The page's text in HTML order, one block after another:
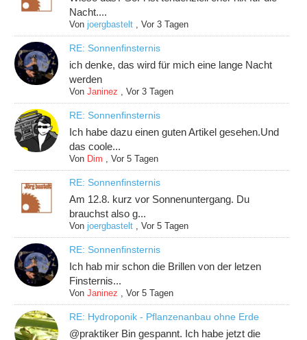
Nacht....
Vonjoergbastelt ,Vor 3 Tagen
RE: Sonnenfinsternis
ich denke, das wird für mich eine lange Nacht
werden
VonJaninez ,Vor 3 Tagen
RE: Sonnenfinsternis
Ich habe dazu einen guten Artikel gesehen.Und
das coole...
Von Dim ,Vor 5 Tagen
RE: Sonnenfinsternis
Am 12.8. kurz vor Sonnenuntergang. Du
brauchst also g...
Vonjoergbastelt ,Vor 5 Tagen
RE: Sonnenfinsternis
Ich hab mir schon die Brillen von der letzen
Finsternis...
VonJaninez ,Vor 5 Tagen
RE: Hydroponik - Pflanzenanbau ohne Erde
@praktiker Bin gespannt. Ich habe jetzt die